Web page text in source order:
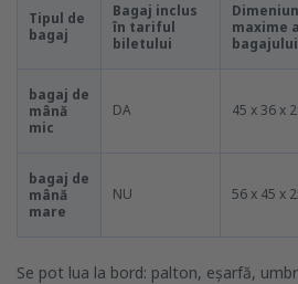
Tipul de
bagaj
Bagaj inclus
în tariful
biletului
maxime
bagajului
bagaj de
mână
mic
DA 45 x 36 x
bagaj de
mână
mare
NU 56 x 45 x
Se pot lua la bord: palton, eșarfă,